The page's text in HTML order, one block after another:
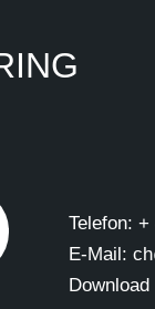
Telefon: +
E-Mail: